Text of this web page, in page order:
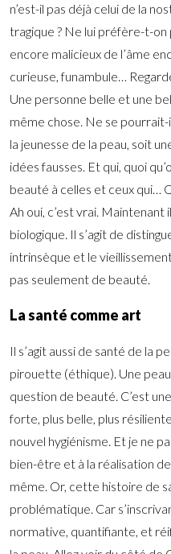
n’est-il pas déjà celui de la
tragique ? Ne lui préfère-t-on
encore malicieux de l’âme
curieuse, funambule…
Une personne belle et une
même chose. Ne se
la jeunesse de la peau, soit
idées fausses. Et qui, quoi
beauté à celles et ceux qui…
Ah oui, c’est vrai. Maintenant
biologique. Il s’agit de
intrinsèque et le
pas seulement de beauté.
La santé comme art
Il s’agit aussi de santé de la
pirouette (éthique). Une peau
question de beauté. C’est
forte, plus belle, plus
nouvel hygiénisme. Et je ne
bien-être et à la réalisation
même. Or, cette histoire de
problématique. Car
normative, quantifiante, et